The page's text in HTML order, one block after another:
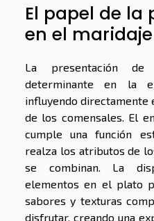
El papel de la
en el maridaje
La presentación
determinante en la
influyendo directamente
de los comensales. El
cumple una función
realza los atributos de
se combinan. La
elementos en el plato
sabores y texturas
disfrutar, creando una